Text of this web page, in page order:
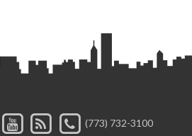
(773) 732-3100